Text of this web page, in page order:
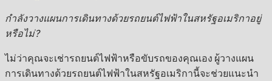
กำลังวางแผนการเดินทางด้วยรถยนต์ไฟฟ้าในสหรัฐอเมริกาอยู่
หรือไม่?
ไม่ว่าคุณจะเช่ารถยนต์ไฟฟ้าหรือขับรถของคุณเอง ผู้วางแผน
การเดินทางด้วยรถยนต์ไฟฟ้าในสหรัฐอเมริกานี้จะช่วยแนะนำ